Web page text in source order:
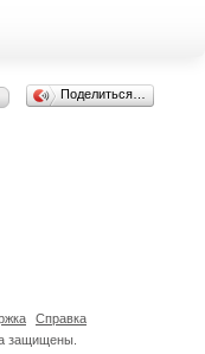
Поделиться…
защищены.
Справка